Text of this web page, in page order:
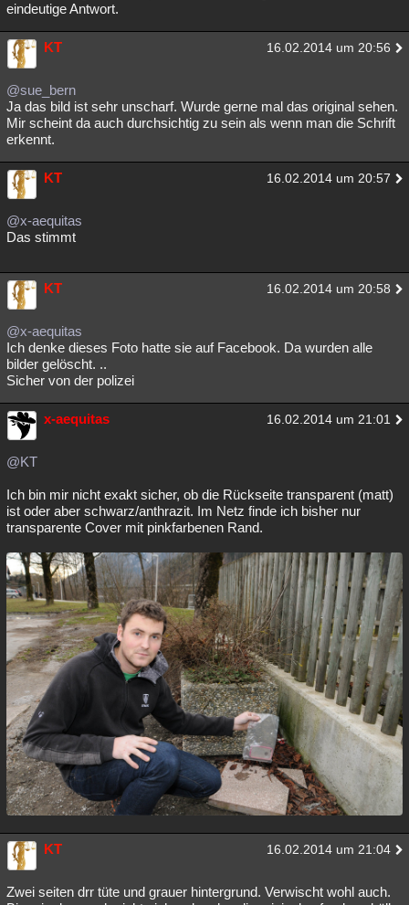
eindeutige Antwort.
KT 16.02.2014 um 20:56
@sue_bern
Ja das bild ist sehr unscharf. Wurde gerne mal das original sehen.
Mir scheint da auch durchsichtig zu sein als wenn man die Schrift
erkennt.
KT 16.02.2014 um 20:57
@x-aequitas
Das stimmt
KT 16.02.2014 um 20:58
@x-aequitas
Ich denke dieses Foto hatte sie auf Facebook. Da wurden alle
bilder gelöscht. ..
Sicher von der polizei
x-aequitas 16.02.2014 um 21:01
@KT
Ich bin mir nicht exakt sicher, ob die Rückseite transparent (matt)
ist oder aber schwarz/anthrazit. Im Netz finde ich bisher nur
transparente Cover mit pinkfarbenen Rand.
KT 16.02.2014 um 21:04
Zwei seiten drr tüte und grauer hintergrund. Verwischt wohl auch.